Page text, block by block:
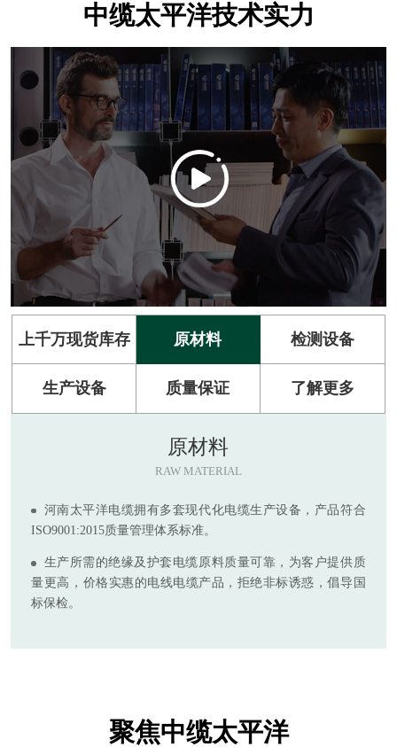
中缆太平洋技术实力
上千万现货库存 原材料 检测设备
生产设备 质量保证 了解更多
原材料
RAW MATERIAL
河南太平洋电缆拥有多套现代化电缆生产设备，产品符合
ISO9001:2015质量管理体系标准。
生产所需的绝缘及护套电缆原料质量可靠，为客户提供质
量更高，价格实惠的电线电缆产品，拒绝非标诱惑，倡导国
标保检。
聚焦中缆太平洋